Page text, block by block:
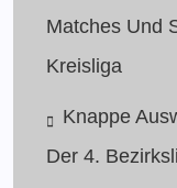
Matches Und
Kreisliga
Knappe
Der 4.